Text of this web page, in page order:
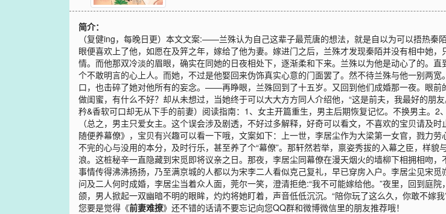
简介：
（复健ing，每晚日更）本文文案:——兰殊认为自己这辈子最荒唐的想法，就是自以为可以捂热
眼便喜欢上了他，如愿在及笄之年，嫁给了他为妻。嫁进门之后，兰殊才发现秦陌并没有相中她
情。而他那双冷淡的眉眼，确实在同她的日夜相处下，逐渐柔和下来。兰殊以为他是动心了的。
个不敢明言的心上人。而她，不过是他娶回来伪饰真实心意的门面罢了。然不待兰殊与他一别
口，也击碎了她对他所有的妄念。——再睁眼，兰殊回到了十五岁。又回到他们成婚那一夜。眼
做闺蜜，有什么不好？却从未想过，当她终于可以大大方方同人介绍他，“这是前夫，我最好的
矜&香软可口却无从下手的前妻）阅读指南：1、女主开篇重生，男主后期恢复记忆。不换男主。2
（总之，男主只爱女主。这个误会涉及剧透，不好过多解释，好奇可以看文，不喜欢的宝贝
随便养幕僚》，宝贝有兴趣可以看一下哦，文案如下：上一世，李居尘作为大梁第一女官，戮力
不完的心与没用的本分，及时行乐，甚至养了个“幕僚”。那轩然若举，禀姿秀拔的入幕之臣，样
浪。这桩秘辛一直隐藏到宋觅即将议亲之日。那夜，李居尘同幕僚在漫天烟火的墙柳下相拥相吻
事情传得沸沸扬扬，乃至满京城的人都以为宋李二人看似克己复礼，早已穿房入户。李居尘见宋
问及二人何时成婚，李居尘当着众人面，莞尔一笑，澄清拒绝:“我不可能嫁给他。”夜里，回到庭
颌，男人掀起一双幽暗不明的眼眸，灼灼将她盯着，声音低低沉沉。“陪你玩了这么久，你
您要是觉得《前妻难撩》还不错的话请不要忘记向您QQ群和微博微信里的朋友推荐哦！